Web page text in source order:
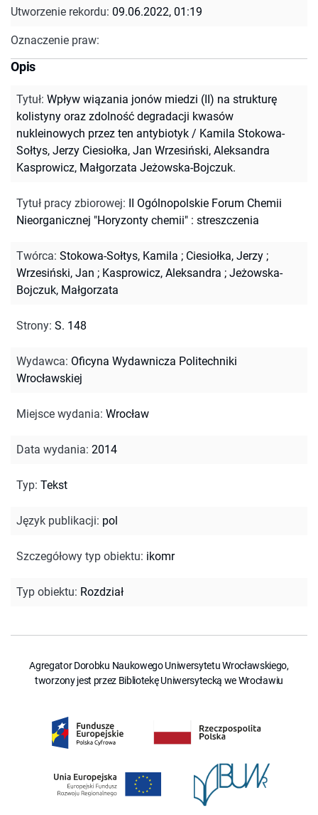
Utworzenie rekordu: 09.06.2022, 01:19
Oznaczenie praw:
Opis
Tytuł: Wpływ wiązania jonów miedzi (II) na strukturę
kolistyny oraz zdolność degradacji kwasów
nukleinowych przez ten antybiotyk / Kamila Stokowa-
Sołtys, Jerzy Ciesiołka, Jan Wrzesiński, Aleksandra
Kasprowicz, Małgorzata Jeżowska-Bojczuk.
Tytuł pracy zbiorowej: II Ogólnopolskie Forum Chemii
Nieorganicznej "Horyzonty chemii" : streszczenia
Twórca: Stokowa-Sołtys, Kamila ; Ciesiołka, Jerzy ;
Wrzesiński, Jan ; Kasprowicz, Aleksandra ; Jeżowska-
Bojczuk, Małgorzata
Strony: S. 148
Wydawca: Oficyna Wydawnicza Politechniki
Wrocławskiej
Miejsce wydania: Wrocław
Data wydania: 2014
Typ: Tekst
Język publikacji: pol
Szczegółowy typ obiektu: ikomr
Typ obiektu: Rozdział
Agregator Dorobku Naukowego Uniwersytetu Wrocławskiego,
tworzony jest przez Bibliotekę Uniwersytecką we Wrocławiu